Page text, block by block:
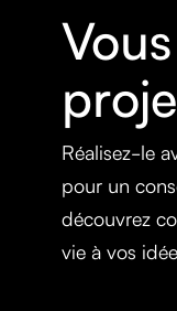
Réalisez-le
pour un
découvrez
vie à vos